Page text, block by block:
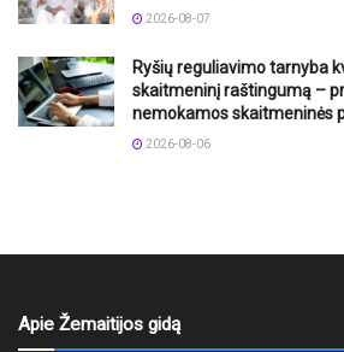
2026-08-07
Ryšių reguliavimo tarnyba
skaitmeninį raštingumą –
nemokamos skaitmeninės
2026-08-06
Apie Žemaitijos gidą